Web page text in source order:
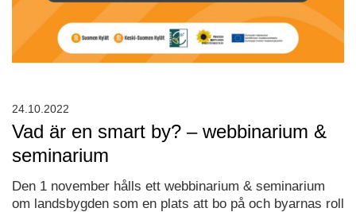
Vad är en smart by? – webbinarium &
seminarium
Den 1 november hålls ett webbinarium & seminarium
om landsbygden som en plats att bo på och byarnas roll
24.10.2022